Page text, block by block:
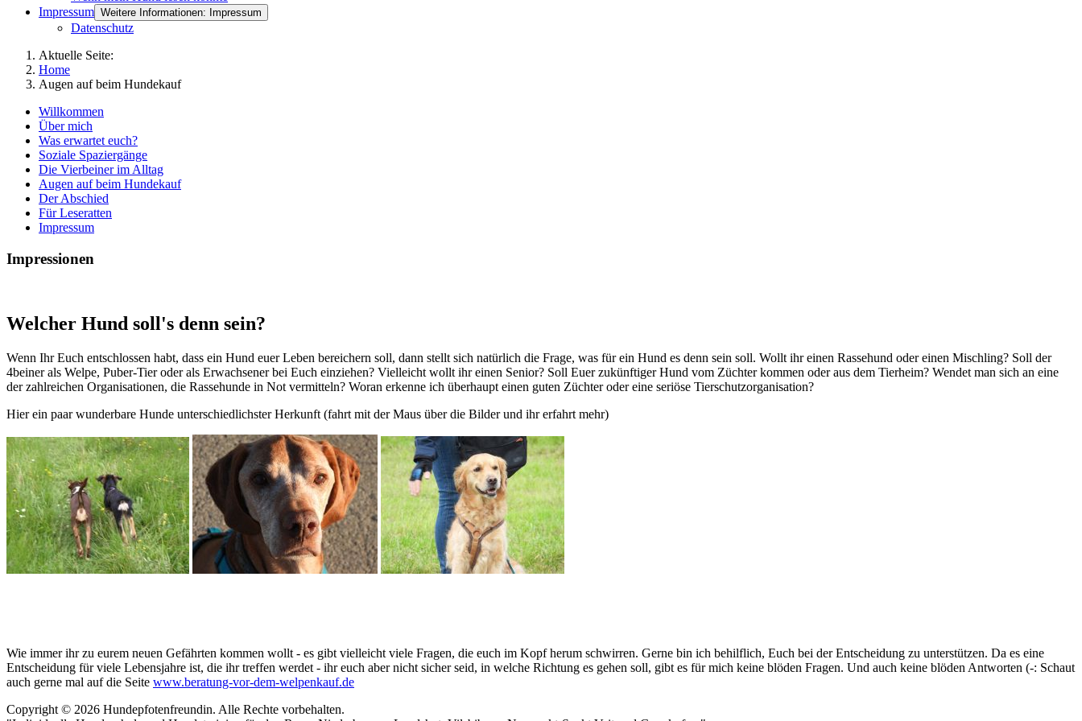
Impressum Weitere Informationen: Impressum
Datenschutz
Aktuelle Seite:
Home
Augen auf beim Hundekauf
Willkommen
Über mich
Was erwartet euch?
Soziale Spaziergänge
Die Vierbeiner im Alltag
Augen auf beim Hundekauf
Der Abschied
Für Leseratten
Impressum
Impressionen
Welcher Hund soll's denn sein?
Wenn Ihr Euch entschlossen habt, dass ein Hund euer Leben bereichern soll, dann stellt sich natürlich die Frage, was für ein Hund es denn sein soll. Wollt ihr einen Rassehund oder einen Mischling? Soll der
4beiner als Welpe, Puber-Tier oder als Erwachsener bei Euch einziehen? Vielleicht wollt ihr einen Senior? Soll Euer zukünftiger Hund vom Züchter kommen oder aus dem Tierheim? Wendet man sich an eine
der zahlreichen Organisationen, die Rassehunde in Not vermitteln? Woran erkenne ich überhaupt einen guten Züchter oder eine seriöse Tierschutzorganisation?
Hier ein paar wunderbare Hunde unterschiedlichster Herkunft (fahrt mit der Maus über die Bilder und ihr erfahrt mehr)
Wie immer ihr zu eurem neuen Gefährten kommen wollt - es gibt vielleicht viele Fragen, die euch im Kopf herum schwirren. Gerne bin ich behilflich, Euch bei der Entscheidung zu unterstützen. Da es eine
Entscheidung für viele Lebensjahre ist, die ihr treffen werdet - ihr euch aber nicht sicher seid, in welche Richtung es gehen soll, gibt es für mich keine blöden Fragen. Und auch keine blöden Antworten (-: Schaut
auch gerne mal auf die Seite www.beratung-vor-dem-welpenkauf.de
Copyright © 2026 Hundepfotenfreundin. Alle Rechte vorbehalten.